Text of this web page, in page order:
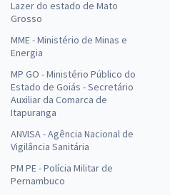
Lazer do estado de Mato
Grosso
MME - Ministério de Minas e
Energia
MP GO - Ministério Público do
Estado de Goiás - Secretário
Auxiliar da Comarca de
Itapuranga
ANVISA - Agência Nacional de
Vigilância Sanitária
PM PE - Polícia Militar de
Pernambuco